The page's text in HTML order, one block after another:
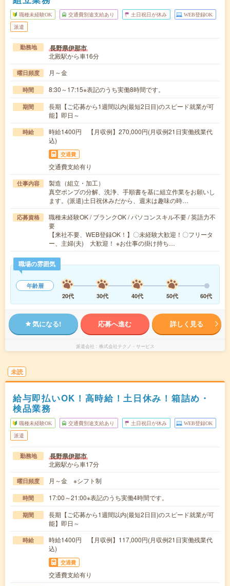
職種未経験OK 交通費別途支給あり 土日祝日が休み WEB登録OK
派遣
勤務地 長野県伊那市
北殿駅から車16分
曜日頻度 月～金
時間 8:30～17:15※表記のうち実働8時間です。
期間
長期【ご応募から1週間以内(最短2日目)のスピード就業が可
能】即日～
時給
時給1400円 【月収例】270,000円(月収例21日実働残業代
込)
交通費
交通費支給有り
仕事内容
製造（組立・加工）
真空ポンプの分解、洗浄、手順書を基に組立作業をお願いし
ます。(派遣)土日祝休みだから、週末は趣味の時…
応募資格
職種未経験OK / ブランクOK / パソコンスキル不要 / 英語力不
要
【来社不要、WEB登録OK！】〇未経験大歓迎！〇フリータ
ー、主婦(夫) 大歓迎！ ※お仕事の掛け持ち…
職場の雰囲気
年齢層
20代
30代 40代 50代 60代
気になる! 応募へ進む 詳しく見る
派遣会社 株式会社テクノ・サービス
未読
給与即払いOK！高時給！土日休み！箱詰め・
検品業務
職種未経験OK 交通費別途支給あり 土日祝日が休み WEB登録OK
派遣
勤務地 長野県伊那市
北殿駅から車17分
曜日頻度 月～金 ※シフト制
時間 17:00～21:00※表記のうち実働4時間です。
期間
長期【ご応募から1週間以内(最短2日目)のスピード就業が可
能】即日～
時給
時給1400円 【月収例】117,000円(月収例21日実働残業代
込)
交通費
交通費支給有り